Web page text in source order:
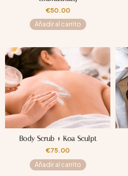
€50.00
Añadir al carrito
Body Scrub + Koa Sculpt
€75.00
Añadir al carrito